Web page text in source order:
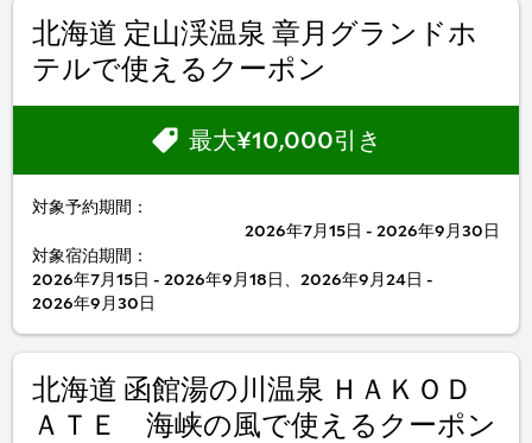
対象予約期間：
2026年7月15日 - 2026年9月30日
対象宿泊期間：
2026年7月15日 - 2026年9月18日、2026年9月24日 -
2026年9月30日
最大¥10,000引き
北海道 定山渓温泉 章月グランドホ
テルで使えるクーポン
北海道 函館湯の川温泉 ＨＡＫＯＤ
ＡＴＥ 海峡の風で使えるクーポン